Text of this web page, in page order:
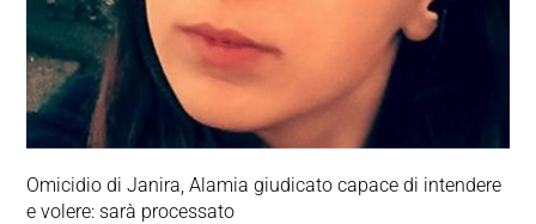
Omicidio di Janira, Alamia giudicato capace di intendere
e volere: sarà processato